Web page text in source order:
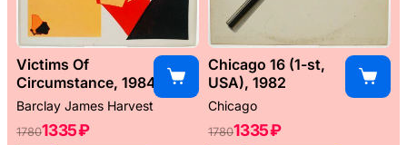
Victims Of
Circumstance, 1984
Barclay James Harvest
17801335 ₽
Chicago 16 (1-st,
USA), 1982
Chicago
17801335 ₽